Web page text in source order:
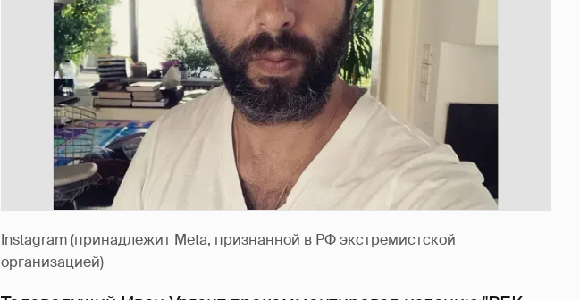
Instagram (принадлежит Meta, признанной в РФ экстремистской
организацией)